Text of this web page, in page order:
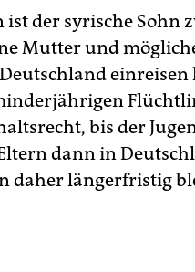
der syrische Sohn
Mutter und
bis der
dann in
daher längerfristig